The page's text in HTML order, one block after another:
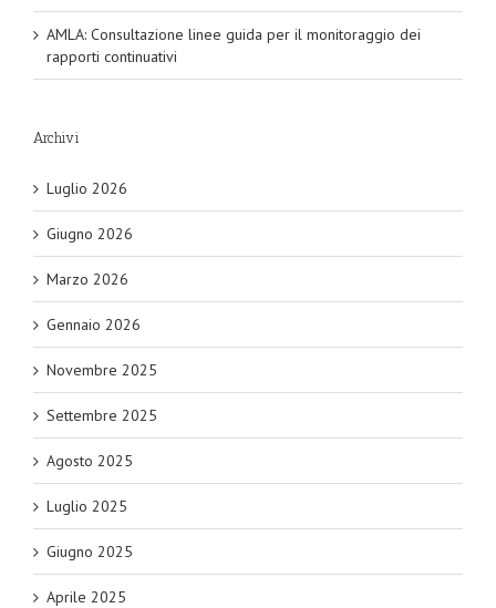
AMLA: Consultazione linee guida per il monitoraggio dei
rapporti continuativi
Archivi
Luglio 2026
Giugno 2026
Marzo 2026
Gennaio 2026
Novembre 2025
Settembre 2025
Agosto 2025
Luglio 2025
Giugno 2025
Aprile 2025